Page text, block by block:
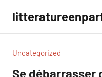
contenu
Uncategorized
Se débarrasser